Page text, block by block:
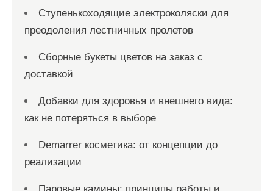
Ступенькоходящие электроколяски для
преодоления лестничных пролетов
Сборные букеты цветов на заказ с
доставкой
Добавки для здоровья и внешнего вида:
как не потеряться в выборе
Demarrer косметика: от концепции до
реализации